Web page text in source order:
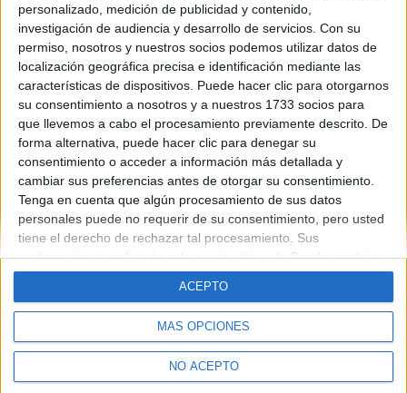
personalizado, medición de publicidad y contenido,
investigación de audiencia y desarrollo de servicios. Con su
permiso, nosotros y nuestros socios podemos utilizar datos de
localización geográfica precisa e identificación mediante las
características de dispositivos. Puede hacer clic para otorgarnos
su consentimiento a nosotros y a nuestros 1733 socios para
que llevemos a cabo el procesamiento previamente descrito. De
forma alternativa, puede hacer clic para denegar su
consentimiento o acceder a información más detallada y
cambiar sus preferencias antes de otorgar su consentimiento.
Tenga en cuenta que algún procesamiento de sus datos
personales puede no requerir de su consentimiento, pero usted
tiene el derecho de rechazar tal procesamiento. Sus
preferencias se aplicarán solo a este sitio web. Puede cambiar
sus preferencias o retirar su consentimiento en cualquier
momento volviendo a este sitio y haciendo clic en el botón
"Privacidad" en la parte inferior de la página web.
MÁS OPCIONES
NO ACEPTO
ACEPTO
Blog de chicadudas
Quiénes somos|Contactar|Anúnciate
Aviso legal|Politica de privacidad|Condiciones generales
de cookies
© 2003-2026Compás Mediterráneo S.L.- Diego de León 47 - 28006
Madrid [ESPAÑA] - Tel. +34 91 593 2767